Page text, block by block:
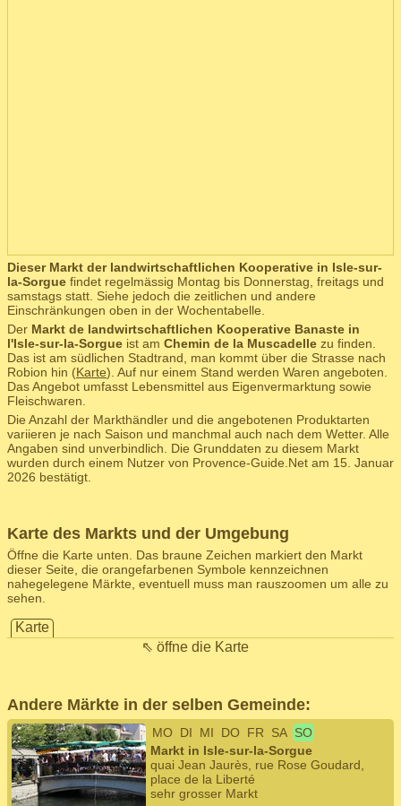
Dieser Markt der landwirtschaftlichen Kooperative in Isle-sur-
la-Sorgue findet regelmässig Montag bis Donnerstag, freitags und
samstags statt. Siehe jedoch die zeitlichen und andere
Einschränkungen oben in der Wochentabelle.
Der Markt de landwirtschaftlichen Kooperative Banaste in
l'Isle-sur-la-Sorgue ist am Chemin de la Muscadelle zu finden.
Das ist am südlichen Stadtrand, man kommt über die Strasse nach
Robion hin (Karte). Auf nur einem Stand werden Waren angeboten.
Das Angebot umfasst Lebensmittel aus Eigenvermarktung sowie
Fleischwaren.
Die Anzahl der Markthändler und die angebotenen Produktarten
variieren je nach Saison und manchmal auch nach dem Wetter. Alle
Angaben sind unverbindlich. Die Grunddaten zu diesem Markt
wurden durch einem Nutzer von Provence-Guide.Net am 15. Januar
2026 bestätigt.
Karte des Markts und der Umgebung
Öffne die Karte unten. Das braune Zeichen markiert den Markt
dieser Seite, die orangefarbenen Symbole kennzeichnen
nahegelegene Märkte, eventuell muss man rauszoomen um alle zu
sehen.
Karte
⇖ öffne die Karte
Andere Märkte in der selben Gemeinde:
MO DI MI DO FR SA SO
Markt in Isle-sur-la-Sorgue
quai Jean Jaurès, rue Rose Goudard,
place de la Liberté
sehr grosser Markt